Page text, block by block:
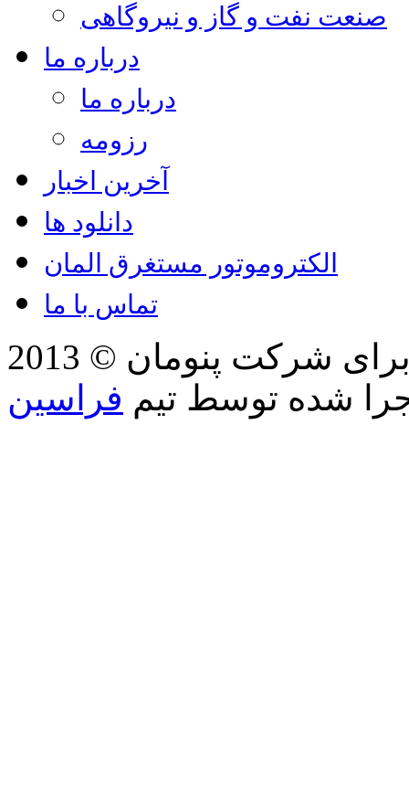
صنعت نفت و گاز و نیروگاهی
درباره ما
درباره ما
رزومه
آخرین اخبار
دانلود ها
الکتروموتور مستغرق المان
تماس با ما
2013 © کلیه حقوق مطالب، تصاویر برای شرکت پنومان
شده توسط تیم فراسین